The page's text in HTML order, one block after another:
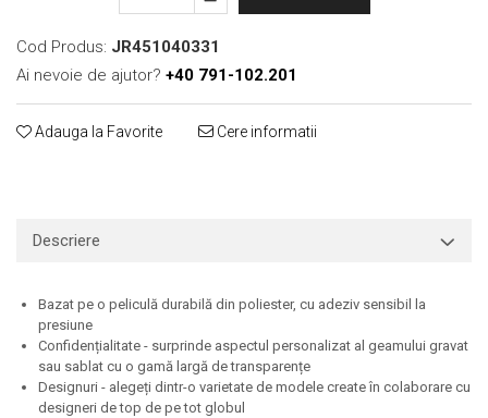
Serigrafie
Supralaminare
Folie transfer
Benzi antiderapante
Folie termo transfer
Benzi și covoare anti-alunecare
Cod Produs: JR451040331
Ai nevoie de ajutor? +40 791-102.201
Adauga la Favorite Cere informatii
Descriere
Bazat pe o peliculă durabilă din poliester, cu adeziv sensibil la
presiune
Confidențialitate - surprinde aspectul personalizat al geamului gravat
sau sablat cu o gamă largă de transparențe
Designuri - alegeți dintr-o varietate de modele create în colaborare cu
designeri de top de pe tot globul